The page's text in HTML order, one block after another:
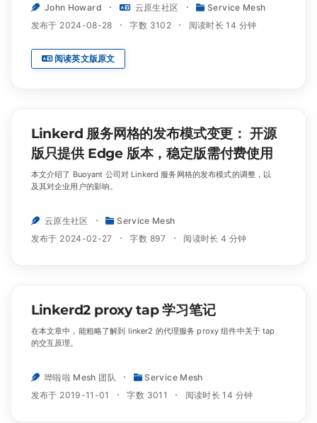
John Howard 云原生社区
Service Mesh
发布于 2024-08-28
字数 3102 阅读时长 14 分钟
阅读英文版原文
Linkerd 服务网格的发布模式变更： 开源
版只提供 Edge 版本，稳定版需付费使用
本文介绍了 Buoyant 公司对 Linkerd 服务网格的发布模式的调整，以
及其对企业用户的影响。
云原生社区
Service Mesh
发布于 2024-02-27
字数 897 阅读时长 4 分钟
Linkerd2 proxy tap 学习笔记
在本文章中，能粗略了解到 linker2 的代理服务 proxy 组件中关于 tap
的交互原理。
哗啦啦 Mesh 团队
Service Mesh
发布于 2019-11-01
字数 3011 阅读时长 14 分钟